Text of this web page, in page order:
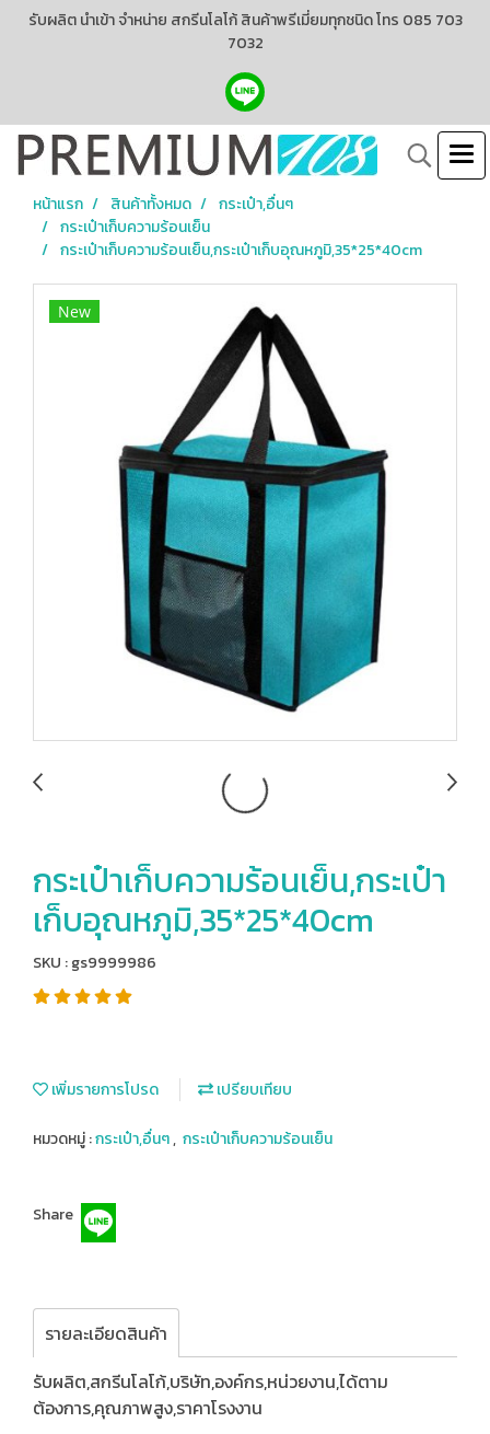
รับผลิต นำเข้า จำหน่าย สกรีนโลโก้ สินค้าพรีเมี่ยมทุกชนิด โทร 085 703
7032
หน้าแรก สินค้าทั้งหมด
กระเป๋า,อื่นๆ
กระเป๋าเก็บความร้อนเย็น
กระเป๋าเก็บความร้อนเย็น,กระเป๋าเก็บอุณหภูมิ,35*25*40cm
New
กระเป๋าเก็บความร้อนเย็น,กระเป๋า
เก็บอุณหภูมิ,35*25*40cm
SKU : gs9999986
เพิ่มรายการโปรด เปรียบเทียบ
หมวดหมู่ :กระเป๋า,อื่นๆ, กระเป๋าเก็บความร้อนเย็น
Share
รายละเอียดสินค้า
รับผลิต,สกรีนโลโก้,บริษัท,องค์กร,หน่วยงาน,ได้ตาม
ต้องการ,คุณภาพสูง,ราคาโรงงาน